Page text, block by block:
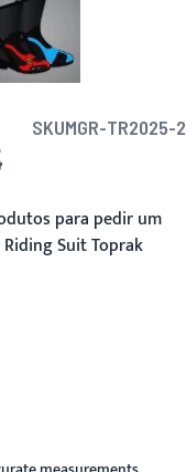
SKUMGR-TR2025-2
para pedir um
Suit Toprak